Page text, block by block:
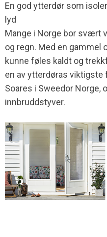
En god ytterdør som
lyd
Mange i Norge bor svært
og regn. Med en gammel
kunne føles kaldt og
en av ytterdøras viktigste
Soares i Sweedor Norge,
innbruddstyver.